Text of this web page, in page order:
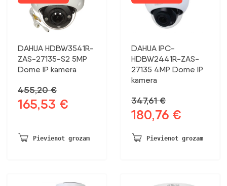
DAHUA HDBW3541R-
ZAS-27135-S2 5MP
Dome IP kamera
455,20€
Sākotnējā
455,20 €.
165,53 €
165,53 €.
Pievienot grozam
DAHUA IPC-
HDBW2441R-ZAS-
27135 4MP Dome IP
kamera
347,61€
Sākotnējā
bija:
180,76 €
ir:
Pievienot grozam